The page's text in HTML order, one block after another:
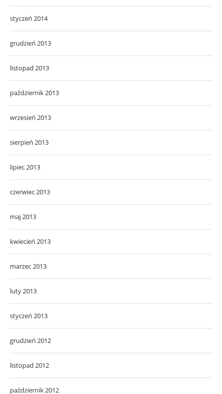
styczeń 2014
grudzień 2013
listopad 2013
październik 2013
wrzesień 2013
sierpień 2013
lipiec 2013
czerwiec 2013
maj 2013
kwiecień 2013
marzec 2013
luty 2013
styczeń 2013
grudzień 2012
listopad 2012
październik 2012